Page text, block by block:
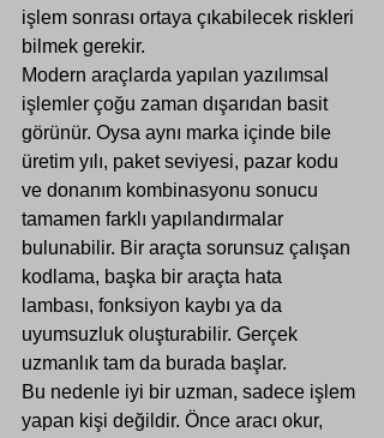
işlem sonrası ortaya çıkabilecek riskleri
bilmek gerekir.
Modern araçlarda yapılan yazılımsal
işlemler çoğu zaman dışarıdan basit
görünür. Oysa aynı marka içinde bile
üretim yılı, paket seviyesi, pazar kodu
ve donanım kombinasyonu sonucu
tamamen farklı yapılandırmalar
bulunabilir. Bir araçta sorunsuz çalışan
kodlama, başka bir araçta hata
lambası, fonksiyon kaybı ya da
uyumsuzluk oluşturabilir. Gerçek
uzmanlık tam da burada başlar.
Bu nedenle iyi bir uzman, sadece işlem
yapan kişi değildir. Önce aracı okur,